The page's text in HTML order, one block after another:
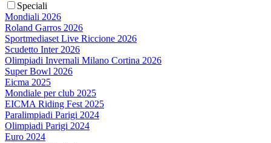
Speciali
Mondiali 2026
Roland Garros 2026
Sportmediaset Live Riccione 2026
Scudetto Inter 2026
Olimpiadi Invernali Milano Cortina 2026
Super Bowl 2026
Eicma 2025
Mondiale per club 2025
EICMA Riding Fest 2025
Paralimpiadi Parigi 2024
Olimpiadi Parigi 2024
Euro 2024